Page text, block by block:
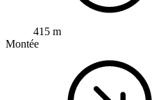
415 m
Montée